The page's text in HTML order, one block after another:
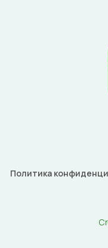
Политика